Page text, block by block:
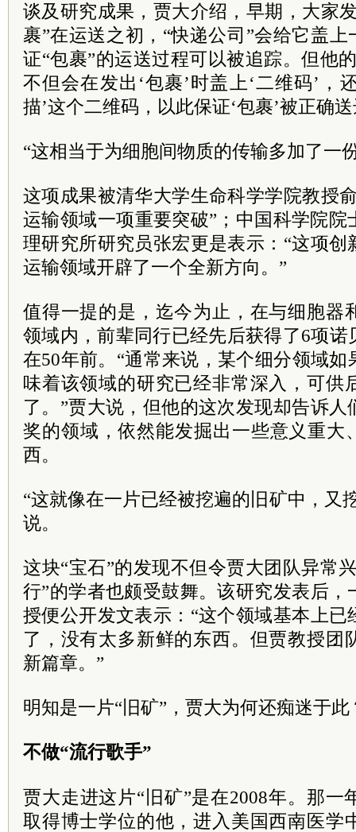
谈及研究成果，贾大介绍，早期，大家
裹”在运送之初，“快递公司”会给它盖上
证“包裹”的运送过程可以被追踪。但他
不但会在发出‘包裹’时盖上‘二维码’，
描’这个二维码，以此保证‘包裹’被正确
“这相当于为细胞间物质的传输多加了一
这项成果被清华大学生命科学学院教授
运输领域一项重要突破”；中国科学院院
理研究所研究员张宏更是表示：“这项
运输领域开辟了一个全新方向。”
值得一提的是，迄今为止，在与细胞器
领域内，前辈同行已经先后获得了6项
在50年前。“通常来说，某个细分领域
味着该领域的研究已经非常深入，可供
了。”贾大说，但他的这次发现却告诉
奖的领域，依然能发掘出一些意义重大
西。
“这就像在一片已经被挖遍的旧矿中，又
说。
这块“宝石”的发现不但令贾大团队异常
行”的学者也颇受鼓舞。该研究发表后
授便公开发文表示：“这个领域基本上
了，没有太多新鲜的东西。但贾教授团
新篇章。”
明知是一片“旧矿”，贾大为何还痴迷于此
不做“流行歌手”
贾大走进这片“旧矿”是在2008年。那一
取得博士学位的他，进入美国西南医学